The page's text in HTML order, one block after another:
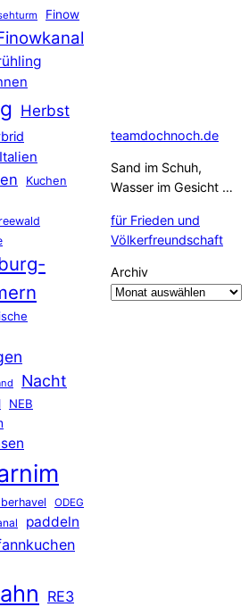
Finow
Herbst
Italien
Kuchen
Nacht
NEB
ODEG
paddeln
RE3
teamdochnoch.de
Sand im Schuh,
Wasser im Gesicht …
für Frieden und
Völkerfreundschaft
Archiv